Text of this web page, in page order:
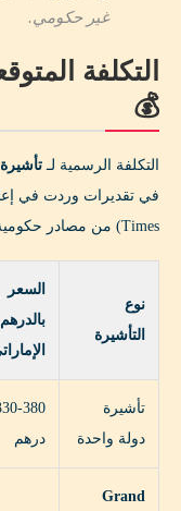
على المدى القصير (2026-
على المدى المتوسط
كلمة أخيرة 💬
📱 خطط رحلتك
Passport Trails
غير حكومي.
💰
التكلفة الرسمية لـ
Times) من مصادر حكومية:
نوع
التأشيرة
السعر
بالدرهم
تأشيرة
دولة واحدة
380
درهم
Grand